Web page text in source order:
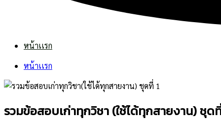
หน้าเเรก
หน้าเเรก
รวมข้อสอบเก่าทุกวิชา (ใช้ได้ทุกสายงาน) ชุด